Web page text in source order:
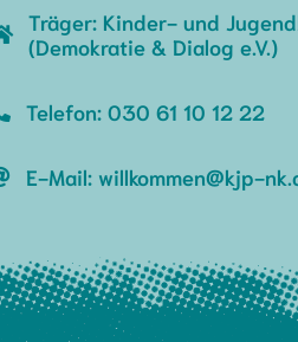
Träger: Kinder- und
(Demokratie & Dialog e.V.)
Telefon: 030 61 10 12 22
E-Mail: willkommen@kjp-